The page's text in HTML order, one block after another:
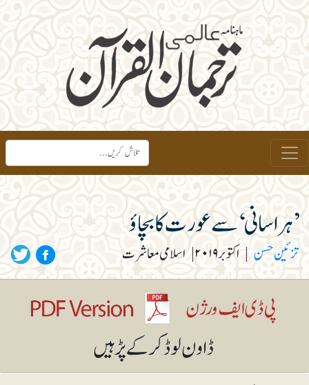
’ہراسانی‘ سے عورت کا بچاؤ
تزئین حسن | اکتوبر ۲۰۱۹ | اسلامی معاشرت